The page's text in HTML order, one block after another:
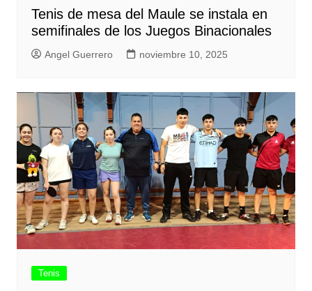
Tenis de mesa del Maule se instala en
semifinales de los Juegos Binacionales
Angel Guerrero noviembre 10, 2025
Tenis